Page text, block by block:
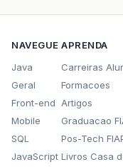
NAVEGUE
Java
Geral
Front-end
Mobile
SQL
JavaScript
APRENDA
Carreiras
Formacoes
Artigos
Graduacao
Pos-Tech
Livros Casa